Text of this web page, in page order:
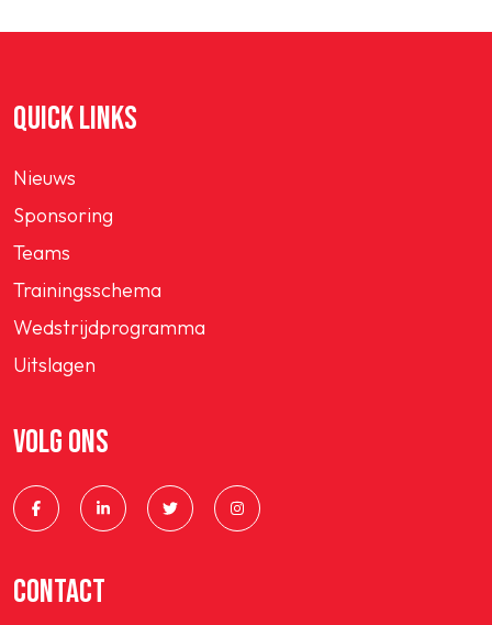
QUICK LINKS
Nieuws
Sponsoring
Teams
Trainingsschema
Wedstrijdprogramma
Uitslagen
VOLG ONS
CONTACT